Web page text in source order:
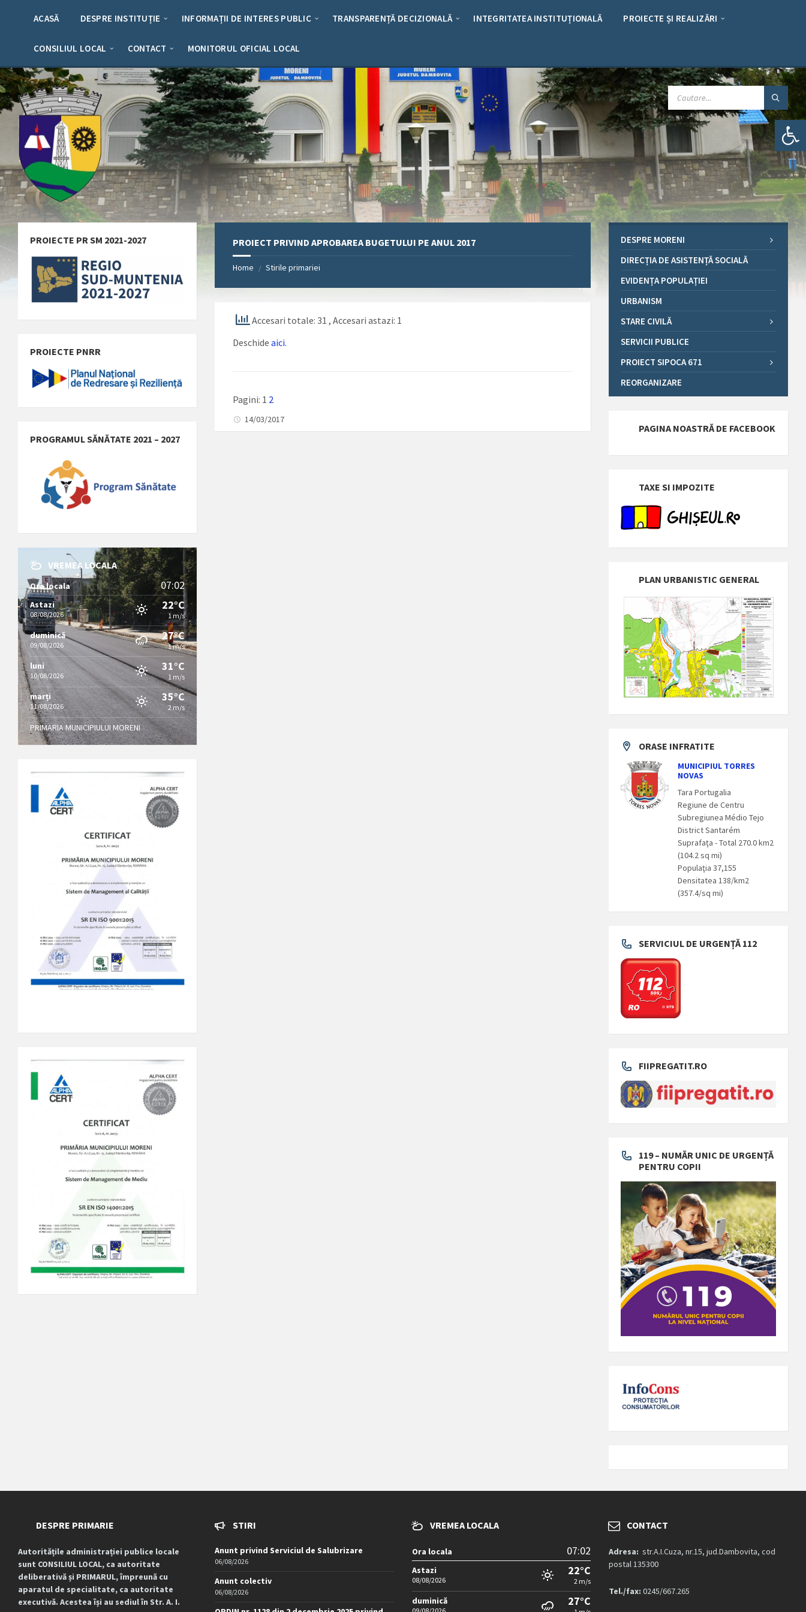
Deschide bara de unelte
ACASĂ DESPRE INSTITUȚIE INFORMAȚII DE INTERES PUBLIC TRANSPARENȚĂ DECIZIONALĂ INTEGRITATEA INSTITUȚIONALĂ PROIECTE ȘI REALIZĂRI
CONSILIUL LOCAL CONTACT MONITORUL OFICIAL LOCAL
CAUTARE:
PROIECT PRIVIND APROBAREA BUGETULUI PE ANUL 2017
Home / Stirile primariei
Accesari totale: 31, Accesari astazi: 1
Deschideaici.
Pagini: 1 2
14/03/2017
PROIECTE PR SM 2021-2027
PROIECTE PNRR
PROGRAMUL SĂNĂTATE 2021 – 2027
VREMEA LOCALA
Ora locala 07:02
Astazi
08/08/2026
22°C
1 m/s
duminică
09/08/2026
27°C
1 m/s
luni
10/08/2026
31°C
1 m/s
marți
11/08/2026
35°C
2 m/s
PRIMARIA MUNICIPIULUI MORENI
DESPRE MORENI
DIRECȚIA DE ASISTENȚĂ SOCIALĂ
EVIDENȚA POPULAȚIEI
URBANISM
STARE CIVILĂ
SERVICII PUBLICE
PROIECT SIPOCA 671
REORGANIZARE
PAGINA NOASTRĂ DE FACEBOOK
TAXE SI IMPOZITE
PLAN URBANISTIC GENERAL
ORASE INFRATITE
MUNICIPIUL TORRES
NOVAS
Tara Portugalia
Regiune de Centru
Subregiunea Médio Tejo
District Santarém
Suprafaţa - Total 270.0 km2
(104.2 sq mi)
Populaţia 37,155
Densitatea 138/km2
(357.4/sq mi)
SERVICIUL DE URGENȚĂ 112
FIIPREGATIT.RO
119 – NUMĂR UNIC DE URGENȚĂ
PENTRU COPII
DESPRE PRIMARIE
Autoritățile administrației publice locale
sunt CONSILIUL LOCAL, ca autoritate
deliberativă și PRIMARUL, împreună cu
aparatul de specialitate, ca autoritate
executivă. Acestea își au sediul în Str. A. I.
STIRI
Anunt privind Serviciul de Salubrizare
06/08/2026
Anunt colectiv
06/08/2026
VREMEA LOCALA
Ora locala 07:02
Astazi
08/08/2026
22°C
2 m/s
duminică 27°C
CONTACT
Adresa: str.A.I.Cuza, nr.15, jud.Dambovita, cod
postal 135300
Tel./fax: 0245/667.265